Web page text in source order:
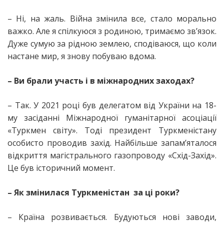
– Ні, на жаль. Війна змінила все, стало морально
важко. Але я спілкуюся з родиною, тримаємо зв’язок.
Дуже сумую за рідною землею, сподіваюся, що коли
настане мир, я знову побуваю вдома.
– Ви брали участь і в міжнародних заходах?
– Так. У 2021 році був делегатом від України на 18-
му засіданні Міжнародної гуманітарної асоціації
«Туркмен світу». Тоді президент Туркменістану
особисто проводив захід. Найбільше запам’яталося
відкриття магістрального газопроводу «Схід-Захід».
Це був історичний момент.
– Як змінилася Туркменістан за ці роки?
– Країна розвивається. Будуються нові заводи,